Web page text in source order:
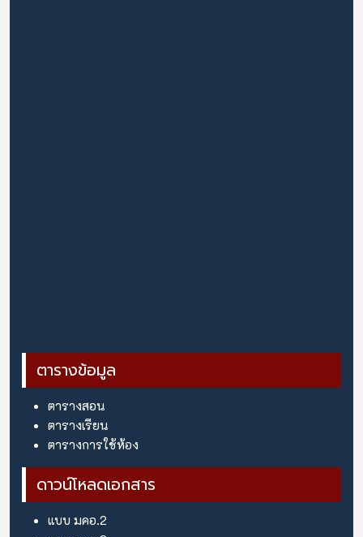
ตารางข้อมูล
ตารางสอน
ตารางเรียน
ตารางการใช้ห้อง
ดาวน์โหลดเอกสาร
แบบ มคอ.2